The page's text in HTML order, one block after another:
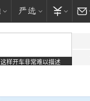
这样开车非常难以描述